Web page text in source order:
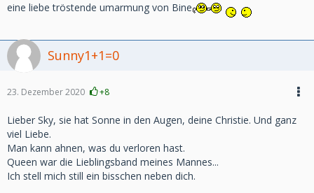
eine liebe tröstende umarmung von Bine
Sunny1+1=0
23. Dezember 2020 +8
Lieber Sky, sie hat Sonne in den Augen, deine Christie. Und ganz
viel Liebe.
Man kann ahnen, was du verloren hast.
Queen war die Lieblingsband meines Mannes...
Ich stell mich still ein bisschen neben dich.